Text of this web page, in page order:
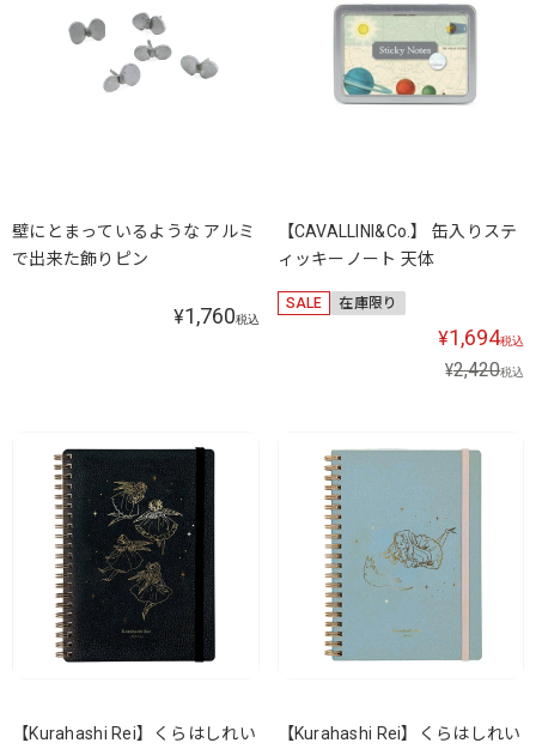
壁にとまっているような アルミ
で出来た飾りピン
¥1,760税込
【CAVALLINI&Co.】 缶入りステ
ィッキーノート 天体
SALE 在庫限り
¥1,694税込
¥2,420税込
【Kurahashi Rei】くらはしれい
【Kurahashi Rei】くらはしれい